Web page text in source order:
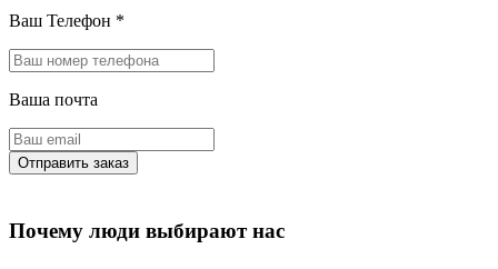
Ваш Телефон *
Ваша почта
Почему люди выбирают нас